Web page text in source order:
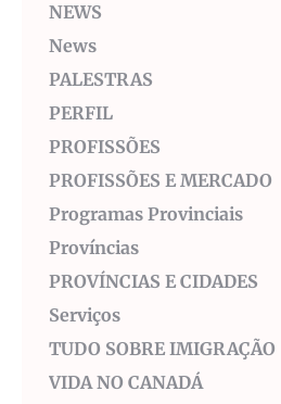
NEWS
News
PALESTRAS
PERFIL
PROFISSÕES
PROFISSÕES E MERCADO
Programas Provinciais
Províncias
PROVÍNCIAS E CIDADES
Serviços
TUDO SOBRE IMIGRAÇÃO
VIDA NO CANADÁ